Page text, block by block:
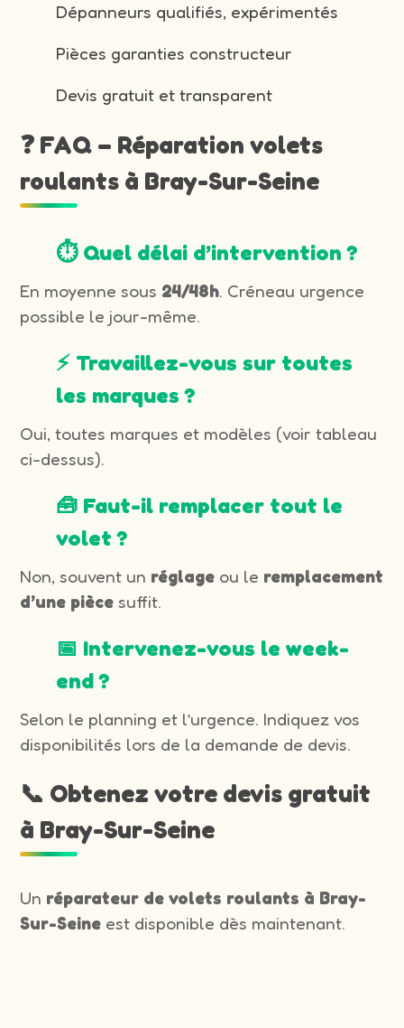
Dépanneurs qualifiés, expérimentés
Pièces garanties constructeur
Devis gratuit et transparent
❓ FAQ – Réparation volets
roulants à Bray-Sur-Seine
⏱️ Quel délai d’intervention ?
En moyenne sous 24/48h. Créneau urgence
possible le jour-même.
⚡ Travaillez-vous sur toutes
les marques ?
Oui, toutes marques et modèles (voir tableau
ci-dessus).
🧰 Faut-il remplacer tout le
volet ?
Non, souvent un réglage ou le remplacement
d’une pièce suffit.
📅 Intervenez-vous le week-
end ?
Selon le planning et l’urgence. Indiquez vos
disponibilités lors de la demande de devis.
📞 Obtenez votre devis gratuit
à Bray-Sur-Seine
Un réparateur de volets roulants à Bray-
Sur-Seine est disponible dès maintenant.